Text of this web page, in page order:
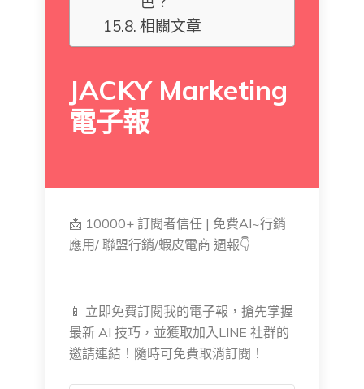
相關文章
JACKY Marketing
電子報
📩 10000+ 訂閱者信任 | 免費AI~行銷
應用/ 聯盟行銷/蝦皮電商 週報👇
📱 立即免費訂閱我的電子報，搶先掌握
最新 AI 技巧，並獲取加入LINE 社群的
邀請連結！隨時可免費取消訂閱！